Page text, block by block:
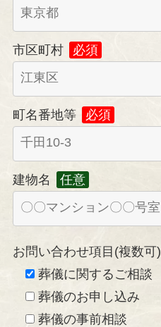
市区町村 必須
町名番地等 必須
建物名 任意
お問い合わせ項目(複数可)
葬儀に関するご相談
葬儀のお申し込み
葬儀の事前相談